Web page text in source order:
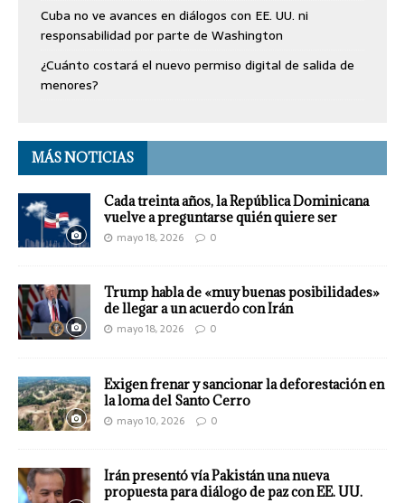
Cuba no ve avances en diálogos con EE. UU. ni
responsabilidad por parte de Washington
¿Cuánto costará el nuevo permiso digital de salida de
menores?
MÁS NOTICIAS
Cada treinta años, la República Dominicana
vuelve a preguntarse quién quiere ser
mayo 18, 2026 0
Trump habla de «muy buenas posibilidades»
de llegar a un acuerdo con Irán
mayo 18, 2026 0
Exigen frenar y sancionar la deforestación en
la loma del Santo Cerro
mayo 10, 2026 0
Irán presentó vía Pakistán una nueva
propuesta para diálogo de paz con EE. UU.